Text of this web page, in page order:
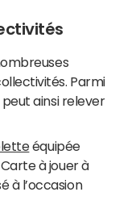
Parmi
peut ainsi relever
équipée
Carte à jouer à
à l’occasion